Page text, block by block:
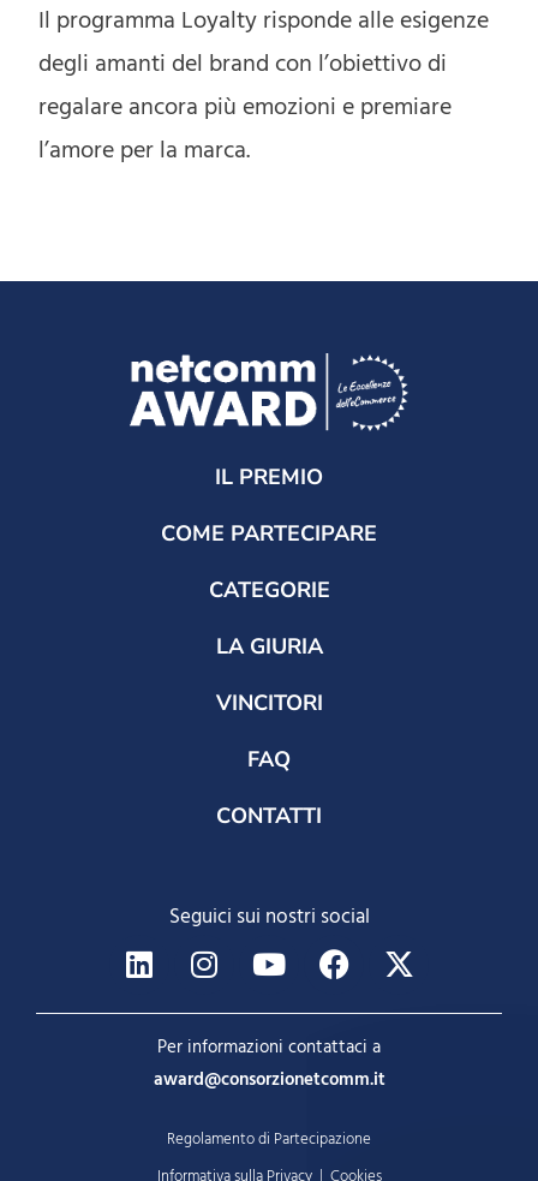
Il programma Loyalty risponde alle esigenze
degli amanti del brand con l’obiettivo di
regalare ancora più emozioni e premiare
l’amore per la marca.
IL PREMIO
COME PARTECIPARE
CATEGORIE
LA GIURIA
VINCITORI
FAQ
CONTATTI
Seguici sui nostri social
Per informazioni contattaci a
award@consorzionetcomm.it
Regolamento di Partecipazione